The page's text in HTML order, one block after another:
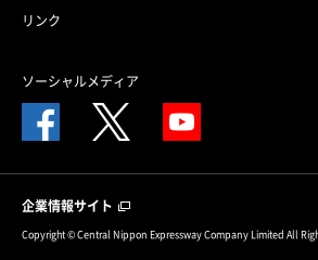
リンク
ソーシャルメディア
企業情報サイト
Copyright © Central Nippon Expressway Company Limited All